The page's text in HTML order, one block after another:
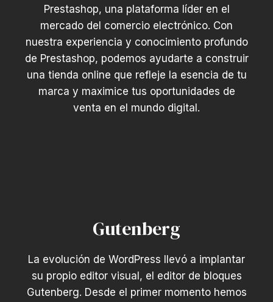
Prestashop, una plataforma líder en el
mercado del comercio electrónico. Con
nuestra experiencia y conocimiento profundo
de Prestashop, podemos ayudarte a construir
una tienda online que refleje la esencia de tu
marca y maximice tus oportunidades de
venta en el mundo digital.
Gutenberg
La evolución de WordPress llevó a implantar
su propio editor visual, el editor de bloques
Gutenberg. Desde el primer momento hemos